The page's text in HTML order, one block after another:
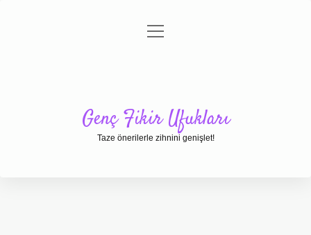
Gizlilik Politikası
menüyü
Genç Fikir Ufukları
Taze önerilerle zihnini genişlet!